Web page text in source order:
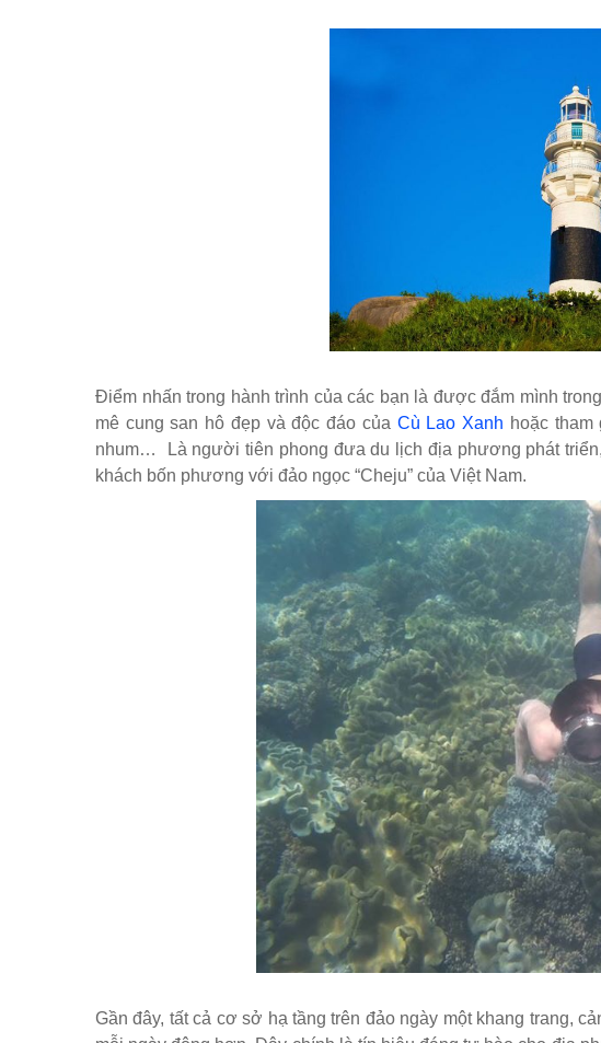
Điểm nhấn trong hành trình của các bạn là được đắm mình
mê cung san hô đẹp và độc đáo của Cù Lao Xanh hoặc
nhum… Là người tiên phong đưa du lịch địa phương phát
khách bốn phương với đảo ngọc “Cheju” của Việt Nam.
Gần đây, tất cả cơ sở hạ tầng trên đảo ngày một khang trang,